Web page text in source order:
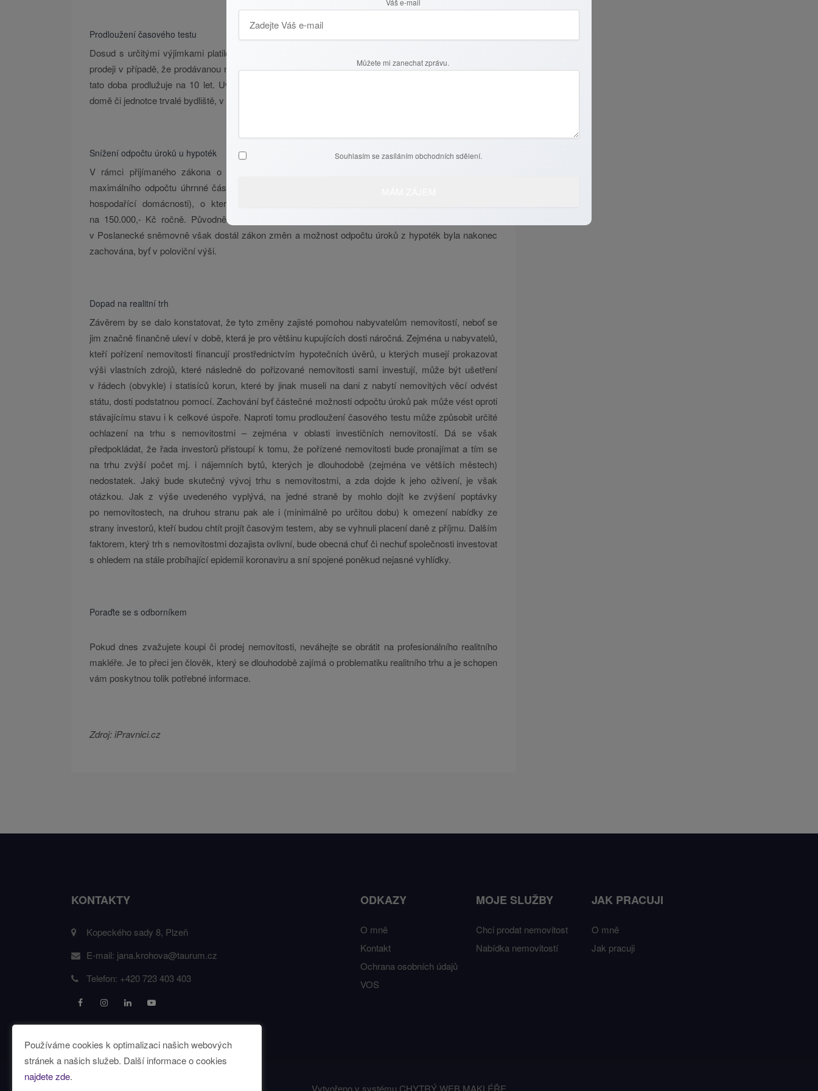
Prodloužení časového testu
Dosud s určitými výjimkami platilo, že je vlastník nemovitosti osvobozen od daně z příjmů při jejím
prodeji v případě, že prodávanou nemovitost vlastní alespoň po dobu 5 let (tzv. časový test). Nově se
tato doba prodlužuje na 10 let. Uvedené neplatí u případů, kdy má majitel v prodávaném rodinném
domě či jednotce trvalé bydliště, v takovém případě je i nadále lhůta dvouletá.
Snížení odpočtu úroků u hypoték
V rámci přijímaného zákona o zrušení daně z nabytí nemovitých věcí dojde dále ke snížení
maximálního odpočtu úhrnné částky úroků u hypoték (ze všech úvěrů poplatníků v téže společně
hospodařící domácnosti), o kterou je možné snížit základ daně ze současných 300.000,- Kč
na 150.000,- Kč ročně. Původně chtěla vláda možnost odpočtu úroků z hypoték zcela zrušit, již
v Poslanecké sněmovně však dostál zákon změn a možnost odpočtu úroků z hypoték byla nakonec
zachována, byť v poloviční výši.
Dopad na realitní trh
Závěrem by se dalo konstatovat, že tyto změny zajisté pomohou nabyvatelům nemovitostí, neboť se
jim značně finančně uleví v době, která je pro většinu kupujících dosti náročná. Zejména u nabyvatelů,
kteří pořízení nemovitosti financují prostřednictvím hypotečních úvěrů, u kterých musejí prokazovat
výši vlastních zdrojů, které následně do pořizované nemovitosti sami investují, může být ušetření
v řádech (obvykle) i statisíců korun, které by jinak museli na dani z nabytí nemovitých věcí odvést
státu, dosti podstatnou pomocí. Zachování byť částečné možnosti odpočtu úroků pak může vést oproti
stávajícímu stavu i k celkové úspoře. Naproti tomu prodloužení časového testu může způsobit určité
ochlazení na trhu s nemovitostmi – zejména v oblasti investičních nemovitostí. Dá se však
předpokládat, že řada investorů přistoupí k tomu, že pořízené nemovitosti bude pronajímat a tím se
na trhu zvýší počet mj. i nájemních bytů, kterých je dlouhodobě (zejména ve větších městech)
nedostatek. Jaký bude skutečný vývoj trhu s nemovitostmi, a zda dojde k jeho oživení, je však
otázkou. Jak z výše uvedeného vyplývá, na jedné straně by mohlo dojít ke zvýšení poptávky
po nemovitostech, na druhou stranu pak ale i (minimálně po určitou dobu) k omezení nabídky ze
strany investorů, kteří budou chtít projít časovým testem, aby se vyhnuli placení daně z příjmu. Dalším
faktorem, který trh s nemovitostmi dozajista ovlivní, bude obecná chuť či nechuť společnosti investovat
s ohledem na stále probíhající epidemii koronaviru a sní spojené poněkud nejasné vyhlídky.
Poraďte se s odborníkem
Pokud dnes zvažujete koupi či prodej nemovitosti, neváhejte se obrátit na profesionálního realitního
makléře. Je to přeci jen člověk, který se dlouhodobě zajímá o problematiku realitního trhu a je schopen
vám poskytnou tolik potřebné informace.
Zdroj: iPravnici.cz
KONTAKTY
Kopeckého sady 8, Plzeň
E-mail: jana.krohova@taurum.cz
Telefon: +420 723 403 403
ODKAZY
O mně
Kontakt
Ochrana osobních údajů
VOS
MOJE SLUŽBY
Chci prodat nemovitost
Nabídka nemovitostí
JAK PRACUJI
O mně
Jak pracuji
Vytvořeno v systému CHYTRÝ WEB MAKLÉŘE
Používáme cookies k optimalizaci našich webových
stránek a našich služeb. Další informace o cookies
najdete zde.
Můžete mi zanechat zprávu.
Souhlasím se zasíláním obchodních sdělení.